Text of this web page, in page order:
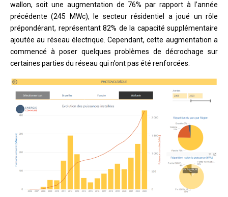
wallon, soit une augmentation de 76% par rapport à l’année
précédente (245 MWc), le secteur résidentiel a joué un rôle
prépondérant, représentant 82% de la capacité supplémentaire
ajoutée au réseau électrique. Cependant, cette augmentation a
commencé à poser quelques problèmes de décrochage sur
certaines parties du réseau qui n’ont pas été renforcées.